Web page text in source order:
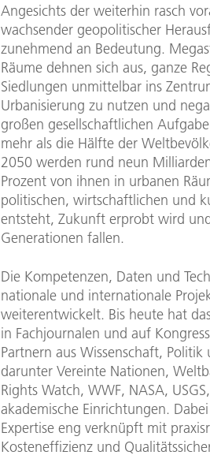
Angesichts der weiterhin rasch
wachsender geopolitischer
zunehmend an Bedeutung.
Räume dehnen sich aus, ganze
Siedlungen unmittelbar ins
Urbanisierung zu nutzen und
großen gesellschaftlichen
mehr als die Hälfte der
2050 werden rund neun
Prozent von ihnen in urbanen
politischen, wirtschaftlichen und
entsteht, Zukunft erprobt wird
Generationen fallen.
Die Kompetenzen, Daten und
nationale und internationale
weiterentwickelt. Bis heute hat
in Fachjournalen und auf
Partnern aus Wissenschaft,
darunter Vereinte Nationen,
Rights Watch, WWF, NASA,
akademische Einrichtungen.
Expertise eng verknüpft mit
Kosteneffizienz und